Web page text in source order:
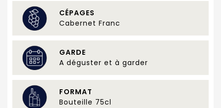
CÉPAGES
Cabernet Franc
GARDE
A déguster et à garder
FORMAT
Bouteille 75cl